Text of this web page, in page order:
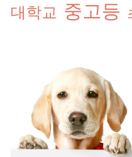
대학교 중고등